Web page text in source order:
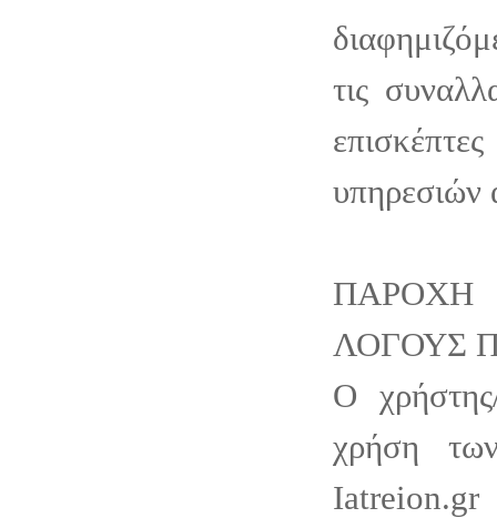
τις
υπηρεσιών
ΛΟΓΟΥΣ
Ο
χρήση
Iatreion.gr